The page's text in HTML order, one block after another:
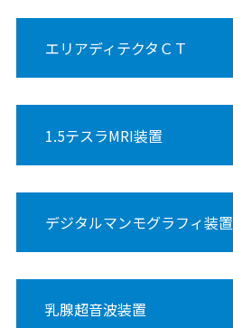
エリアディテクタＣＴ
1.5テスラMRI装置
デジタルマンモグラフィ装置
乳腺超音波装置